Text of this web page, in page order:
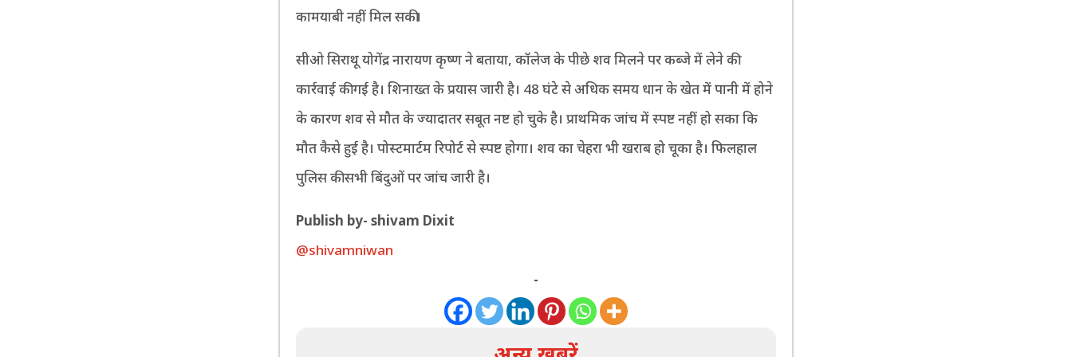
कामयाबी नहीं मिल सकी।
सीओ सिराथू योगेंद्र नारायण कृष्ण ने बताया, कॉलेज के पीछे शव मिलने पर कब्जे में लेने की
कार्रवाई की गई है। शिनाख्त के प्रयास जारी है। 48 घंटे से अधिक समय धान के खेत में पानी में होने
के कारण शव से मौत के ज्यादातर सबूत नष्ट हो चुके है। प्राथमिक जांच में स्पष्ट नहीं हो सका कि
मौत कैसे हुई है। पोस्टमार्टम रिपोर्ट से स्पष्ट होगा। शव का चेहरा भी खराब हो चूका है। फिलहाल
पुलिस की सभी बिंदुओं पर जांच जारी है।
Publish by- shivam Dixit
@shivamniwan
-